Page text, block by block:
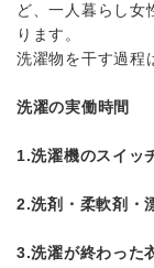
ど、一人暮らし女
ります。
洗濯物を干す過程
洗濯の実働時間
1.洗濯機のスイッ
2.洗剤・柔軟剤・
3.洗濯が終わった